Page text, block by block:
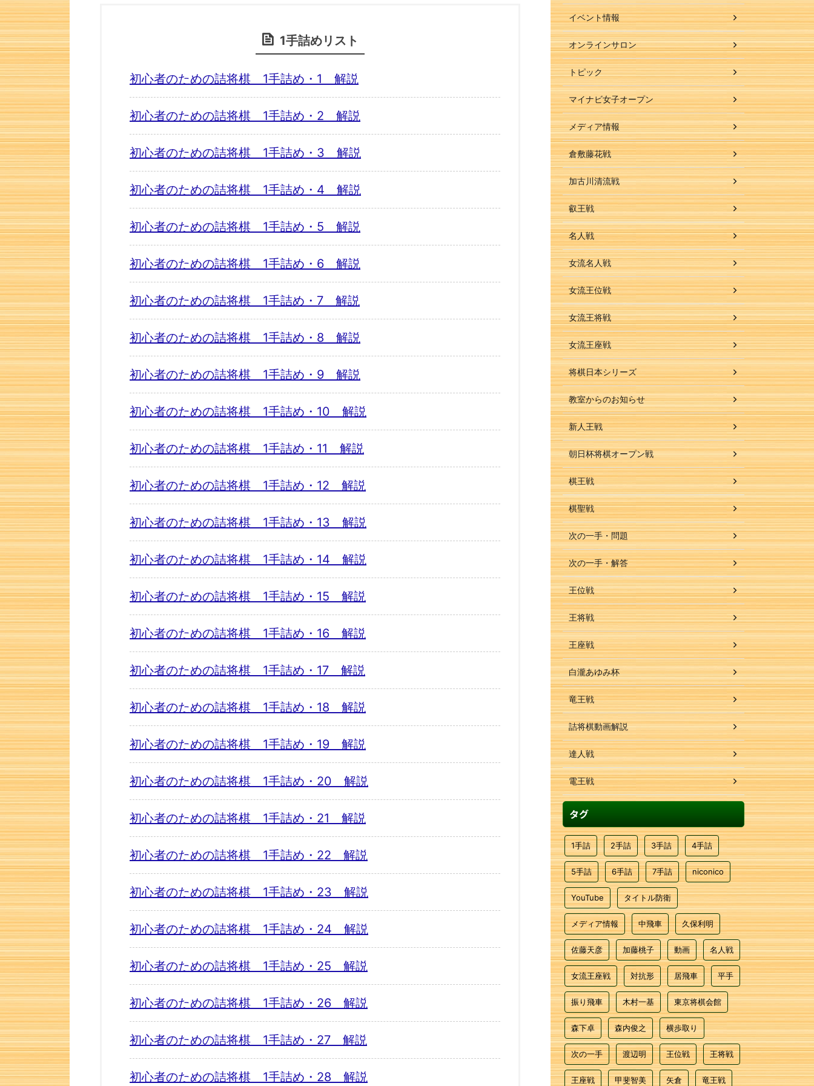
1手詰めリスト
初心者のための詰将棋 1手詰め・1 解説
初心者のための詰将棋 1手詰め・2 解説
初心者のための詰将棋 1手詰め・3 解説
初心者のための詰将棋 1手詰め・4 解説
初心者のための詰将棋 1手詰め・5 解説
初心者のための詰将棋 1手詰め・6 解説
初心者のための詰将棋 1手詰め・7 解説
初心者のための詰将棋 1手詰め・8 解説
初心者のための詰将棋 1手詰め・9 解説
初心者のための詰将棋 1手詰め・10 解説
初心者のための詰将棋 1手詰め・11 解説
初心者のための詰将棋 1手詰め・12 解説
初心者のための詰将棋 1手詰め・13 解説
初心者のための詰将棋 1手詰め・14 解説
初心者のための詰将棋 1手詰め・15 解説
初心者のための詰将棋 1手詰め・16 解説
初心者のための詰将棋 1手詰め・17 解説
初心者のための詰将棋 1手詰め・18 解説
初心者のための詰将棋 1手詰め・19 解説
初心者のための詰将棋 1手詰め・20 解説
初心者のための詰将棋 1手詰め・21 解説
初心者のための詰将棋 1手詰め・22 解説
初心者のための詰将棋 1手詰め・23 解説
初心者のための詰将棋 1手詰め・24 解説
初心者のための詰将棋 1手詰め・25 解説
初心者のための詰将棋 1手詰め・26 解説
初心者のための詰将棋 1手詰め・27 解説
初心者のための詰将棋 1手詰め・28 解説
イベント情報
オンラインサロン
トピック
マイナビ女子オープン
メディア情報
倉敷藤花戦
加古川清流戦
叡王戦
名人戦
女流名人戦
女流王位戦
女流王将戦
女流王座戦
将棋日本シリーズ
教室からのお知らせ
新人王戦
朝日杯将棋オープン戦
棋王戦
棋聖戦
次の一手・問題
次の一手・解答
王位戦
王将戦
王座戦
白瀧あゆみ杯
竜王戦
詰将棋動画解説
達人戦
電王戦
タグ
1手詰 2手詰 3手詰 4手詰
5手詰 6手詰 7手詰 niconico
YouTube タイトル防衛
メディア情報 中飛車 久保利明
佐藤天彦 加藤桃子 動画 名人戦
女流王座戦 対抗形 居飛車 平手
振り飛車 木村一基 東京将棋会館
森下卓 森内俊之 横歩取り
次の一手 渡辺明 王位戦 王将戦
王座戦 甲斐智美 矢倉 竜王戦